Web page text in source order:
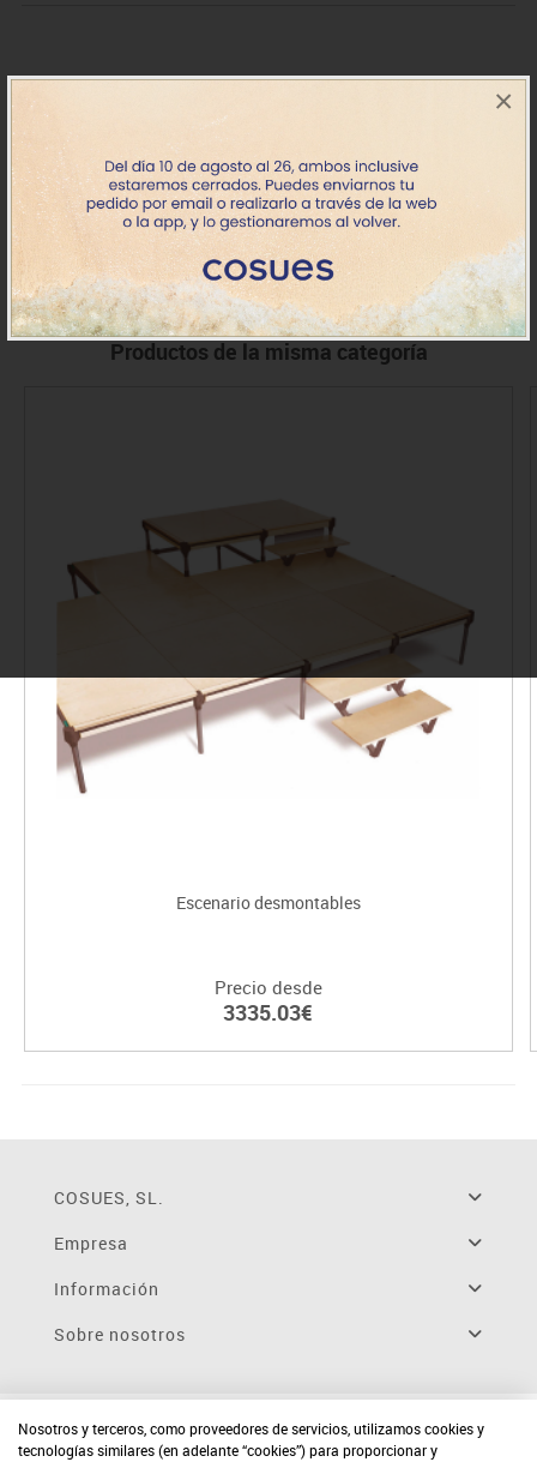
×
76812
+7 días
IVA incluido
Productos de la misma categoría
Escenario desmontables
Precio desde
3335.03€
COSUES, SL.
Empresa
Información
Sobre nosotros
Nosotros y terceros, como proveedores de servicios, utilizamos cookies y
tecnologías similares (en adelante “cookies”) para proporcionar y